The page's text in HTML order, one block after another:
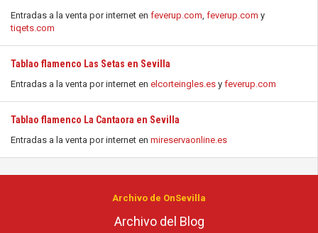
Entradas a la venta por internet en feverup.com, feverup.com y
tiqets.com
Tablao flamenco Las Setas en Sevilla
Entradas a la venta por internet en elcorteingles.es y feverup.com
Tablao flamenco La Cantaora en Sevilla
Entradas a la venta por internet en mireservaonline.es
Archivo de OnSevilla
Archivo del Blog